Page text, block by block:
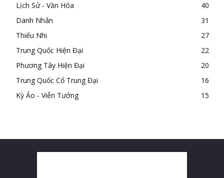
Lịch Sử - Văn Hóa
40
Danh Nhân
31
Thiếu Nhi
27
Trung Quốc Hiện Đại
22
Phương Tây Hiện Đại
20
Trung Quốc Cổ Trung Đại
16
Kỳ Ảo - Viễn Tưởng
15